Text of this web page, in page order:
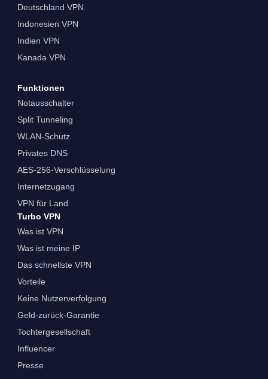
Deutschland VPN
Indonesien VPN
Indien VPN
Kanada VPN
Funktionen
Notausschalter
Split Tunneling
WLAN-Schutz
Privates DNS
AES-256-Verschlüsselung
Internetzugang
VPN für Land
Turbo VPN
Was ist VPN
Was ist meine IP
Das schnellste VPN
Vorteile
Keine Nutzerverfolgung
Geld-zurück-Garantie
Tochtergesellschaft
Influencer
Presse